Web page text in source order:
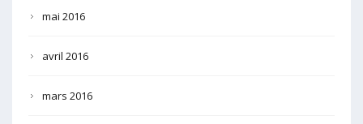
mai 2016
avril 2016
mars 2016